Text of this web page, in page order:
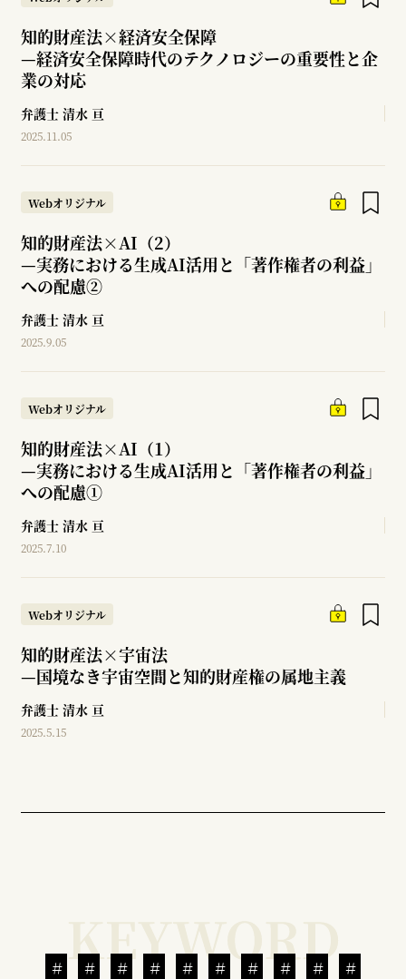
知的財産法×経済安全保障
—経済安全保障時代のテクノロジーの重要性と企
業の対応
弁護士 清水 亘
2025.11.05
Webオリジナル
知的財産法×AI（2）
—実務における生成AI活用と「著作権者の利益」
への配慮②
弁護士 清水 亘
2025.9.05
Webオリジナル
知的財産法×AI（1）
—実務における生成AI活用と「著作権者の利益」
への配慮①
弁護士 清水 亘
2025.7.10
Webオリジナル
知的財産法×宇宙法
—国境なき宇宙空間と知的財産権の属地主義
弁護士 清水 亘
2025.5.15